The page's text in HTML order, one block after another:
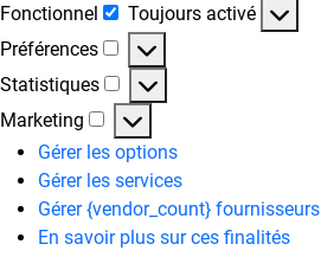
Fonctionnel
Fonctionnel
Toujours activé
Préférences
Préférences
Statistiques
Statistiques
Marketing
Marketing
Gérer les options
Gérer les services
Gérer {vendor_count} fournisseurs
En savoir plus sur ces finalités